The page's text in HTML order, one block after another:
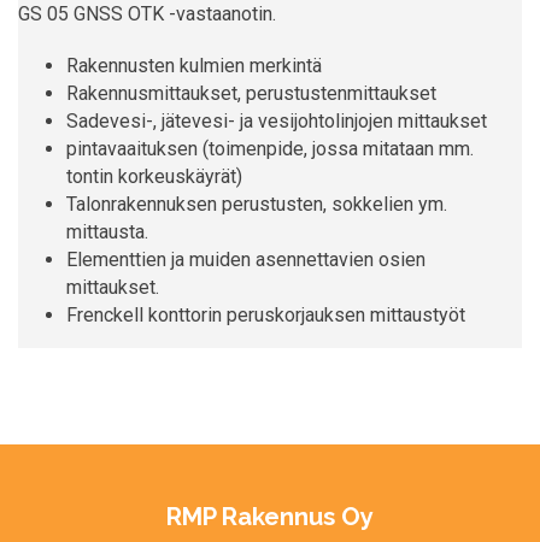
GS 05 GNSS OTK -vastaanotin.
Rakennusten kulmien merkintä
Rakennusmittaukset, perustustenmittaukset
Sadevesi-, jätevesi- ja vesijohtolinjojen mittaukset
pintavaaituksen (toimenpide, jossa mitataan mm.
tontin korkeuskäyrät)
Talonrakennuksen perustusten, sokkelien ym.
mittausta.
Elementtien ja muiden asennettavien osien
mittaukset.
Frenckell konttorin peruskorjauksen mittaustyöt
RMP Rakennus Oy